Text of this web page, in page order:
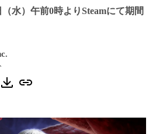
（水）午前0時よりSteamにて期間